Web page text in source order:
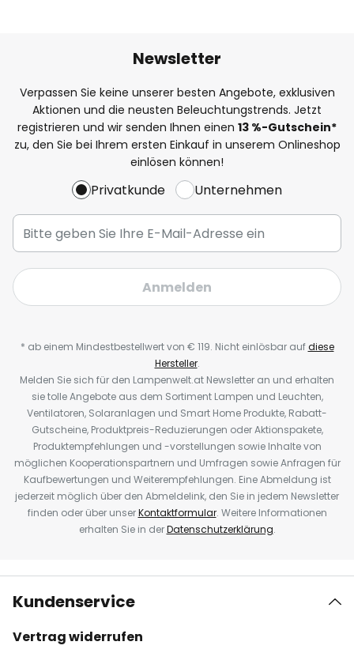
Newsletter
Verpassen Sie keine unserer besten Angebote, exklusiven
Aktionen und die neusten Beleuchtungstrends. Jetzt
registrieren und wir senden Ihnen einen 13 %-Gutschein*
zu, den Sie bei Ihrem ersten Einkauf in unserem Onlineshop
einlösen können!
Privatkunde Unternehmen
Anmelden
* ab einem Mindestbestellwert von € 119. Nicht einlösbar aufdiese
Hersteller.
Melden Sie sich für den Lampenwelt.at Newsletter an und erhalten
sie tolle Angebote aus dem Sortiment Lampen und Leuchten,
Ventilatoren, Solaranlagen und Smart Home Produkte, Rabatt-
Gutscheine, Produktpreis-Reduzierungen oder Aktionspakete,
Produktempfehlungen und -vorstellungen sowie Inhalte von
möglichen Kooperationspartnern und Umfragen sowie Anfragen für
Kaufbewertungen und Weiterempfehlungen. Eine Abmeldung ist
jederzeit möglich über den Abmeldelink, den Sie in jedem Newsletter
finden oder über unserKontaktformular. Weitere Informationen
erhalten Sie in derDatenschutzerklärung.
Kundenservice
Vertrag widerrufen